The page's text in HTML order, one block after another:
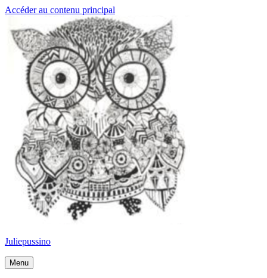
Accéder au contenu principal
Juliepussino
Menu